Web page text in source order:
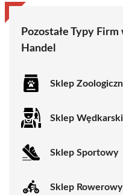
Pozostałe Typy
Handel
Sklep
Sklep Wędkarski
Sklep Sportowy
Sklep Rowerowy